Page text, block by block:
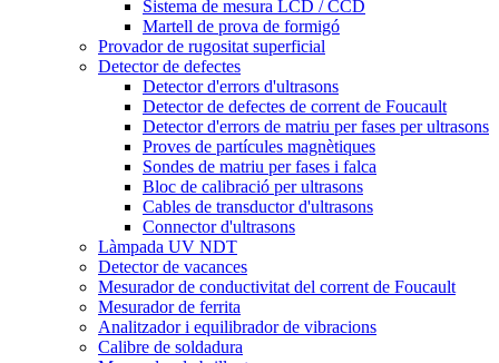
Sistema de mesura LCD / CCD
Martell de prova de formigó
Provador de rugositat superficial
Detector de defectes
Detector d'errors d'ultrasons
Detector de defectes de corrent de Foucault
Detector d'errors de matriu per fases per ultrasons
Proves de partícules magnètiques
Sondes de matriu per fases i falca
Bloc de calibració per ultrasons
Cables de transductor d'ultrasons
Connector d'ultrasons
Làmpada UV NDT
Detector de vacances
Mesurador de conductivitat del corrent de Foucault
Mesurador de ferrita
Analitzador i equilibrador de vibracions
Calibre de soldadura